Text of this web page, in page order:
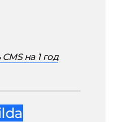
на 1 год